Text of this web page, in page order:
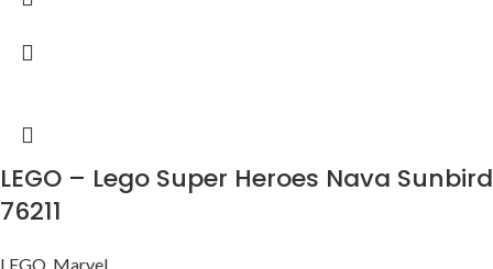
LEGO – Lego Super Heroes Nava Sunbird
76211
LEGO Marvel